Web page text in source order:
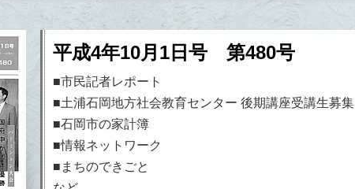
平成4年10月1日号 第480号
■市民記者レポート
■土浦石岡地方社会教育センター 後期講座受講生募集
■石岡市の家計簿
■情報ネットワーク
■まちのできごと